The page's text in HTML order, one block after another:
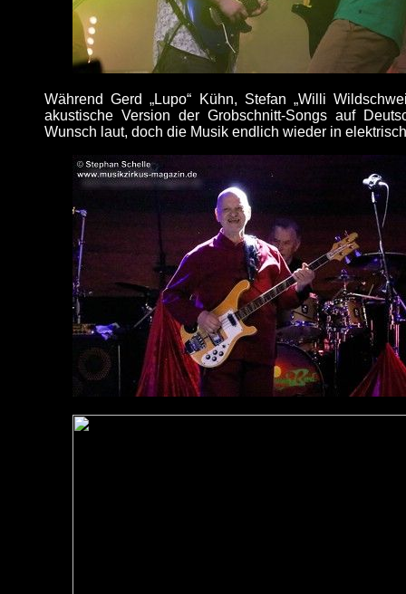
Während Gerd „Lupo“ Kühn, Stefan „Willi
akustische Version der Grobschnitt-Songs auf
Wunsch laut, doch die Musik endlich wieder in